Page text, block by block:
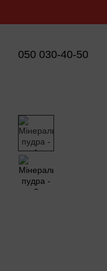
050 030-40-50